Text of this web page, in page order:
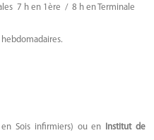
7 h en 1ère / 8 h en Terminale
Sois infirmiers) ou en Institut de